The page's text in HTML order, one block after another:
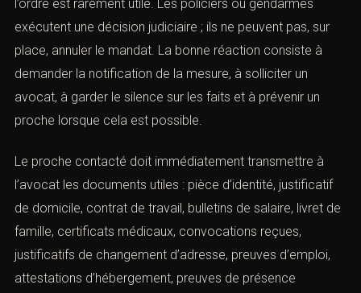
RÉSISTANCE PHYSIQUE OU VERBALE.
Résister à l’interpellation peut entraîner des poursuites
supplémentaires. Tenter de négocier avec les forces de
exécutent une décision judiciaire ; ils ne peuvent pas, sur
place, annuler le mandat. La bonne réaction consiste à
demander la notification de la mesure, à solliciter un
avocat, à garder le silence sur les faits et à prévenir un
proche lorsque cela est possible.
Le proche contacté doit immédiatement transmettre à
l’avocat les documents utiles : pièce d’identité, justificatif
de domicile, contrat de travail, bulletins de salaire, livret